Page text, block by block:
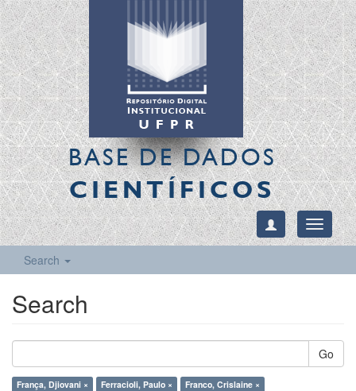
BASE DE DADOS
CIENTÍFICOS
Toggle
Search
Search
Go
França, Djiovani × Ferracioli, Paulo ×
Franco, Crislaine ×